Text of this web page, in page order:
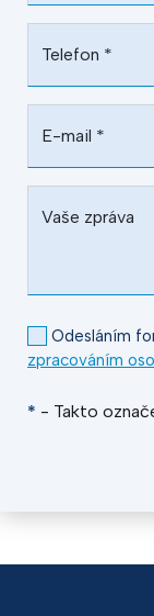
Telefon *
E-mail *
Vaše zpráva
Odesláním
zpracováním
* - Takto